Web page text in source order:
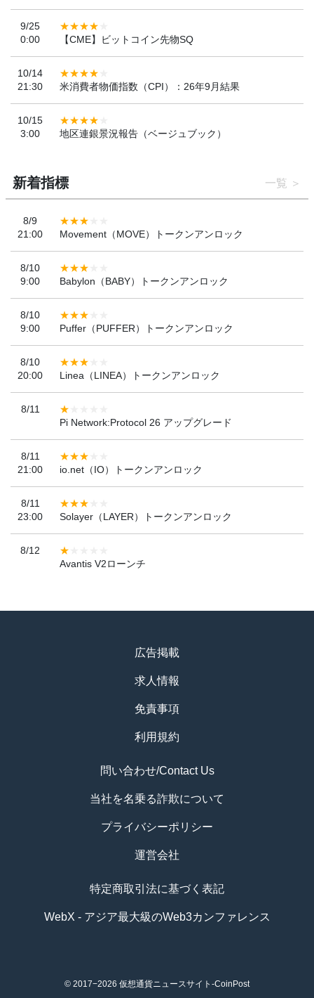
9/25
0:00
【CME】ビットコイン先物SQ
10/14
21:30
米消費者物価指数（CPI）：26年9月結果
10/15
3:00
地区連銀景況報告（ベージュブック）
新着指標 一覧
8/9
21:00
Movement（MOVE）トークンアンロック
8/10
9:00
Babylon（BABY）トークンアンロック
8/10
9:00
Puffer（PUFFER）トークンアンロック
8/10
20:00
Linea（LINEA）トークンアンロック
8/11
Pi Network:Protocol 26 アップグレード
8/11
21:00
io.net（IO）トークンアンロック
8/11
23:00
Solayer（LAYER）トークンアンロック
8/12
Avantis V2ローンチ
広告掲載
求人情報
免責事項
利用規約
問い合わせ/Contact Us
当社を名乗る詐欺について
プライバシーポリシー
運営会社
特定商取引法に基づく表記
WebX - アジア最大級のWeb3カンファレンス
© 2017−2026 仮想通貨ニュースサイト-CoinPost